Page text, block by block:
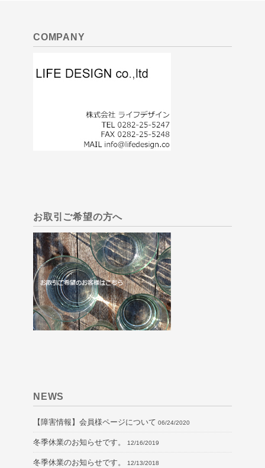
COMPANY
お取引ご希望の方へ
NEWS
【障害情報】会員様ページについて 06/24/2020
冬季休業のお知らせです。 12/16/2019
冬季休業のお知らせです。 12/13/2018